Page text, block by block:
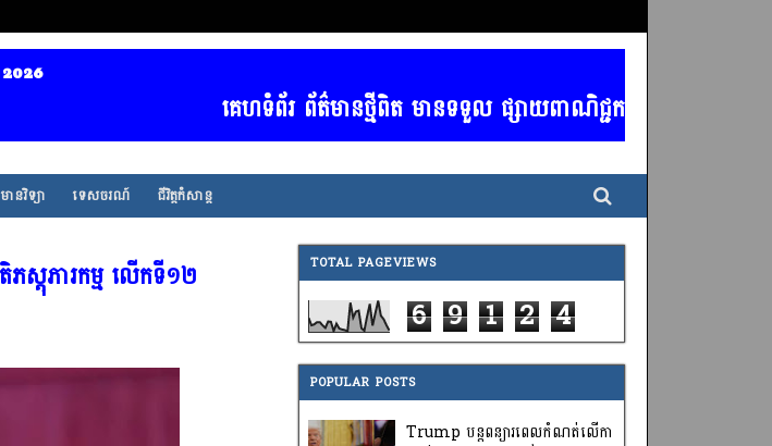
2026
គេហទំព័រ ព័ត៌មានថ្មីពិត មានទទួល ផ្សាយពាណិជ្ជកម្ម គ្រប់ប្រភទ / ចា
នវិទ្យា ទេសចរណ៍ ជីវិត្តកំសាន្ត
ភស្តុភារកម្ម លើកទី១២ TOTAL PAGEVIEWS
6 9 1 2 4
POPULAR POSTS
Trump បន្តពន្យារពេលកំណត់លើកា